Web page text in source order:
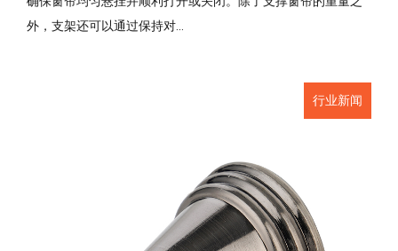
外，支架还可以通过保持对...
行业新闻